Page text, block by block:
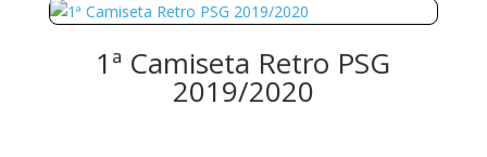
1ª Camiseta Retro PSG
2019/2020